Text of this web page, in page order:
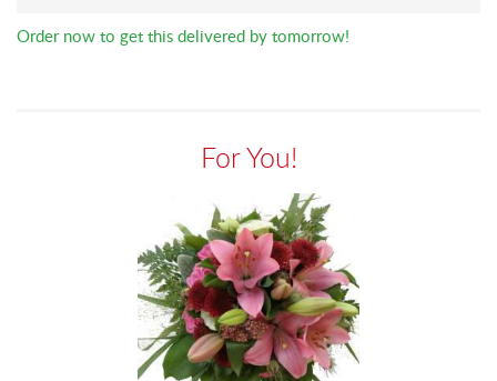
Order now to get this delivered by tomorrow!
For You!